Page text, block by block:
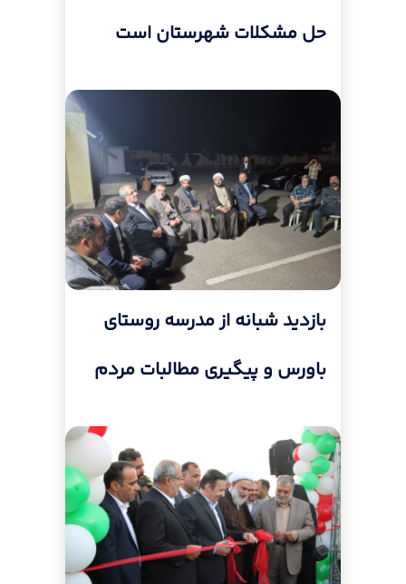
حل مشکلات شهرستان است
بازدید شبانه از مدرسه روستای
باورس و پیگیری مطالبات مردم